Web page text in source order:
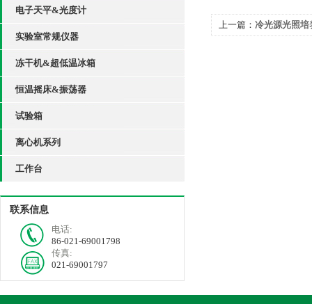
电子天平&光度计
实验室常规仪器
冻干机&超低温冰箱
恒温摇床&振荡器
试验箱
离心机系列
工作台
联系信息
电话:
86-021-69001798
传真:
021-69001797
上一篇： 冷光源光照培